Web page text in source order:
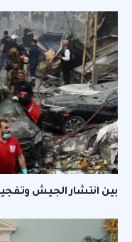
بين انتشار الجيش